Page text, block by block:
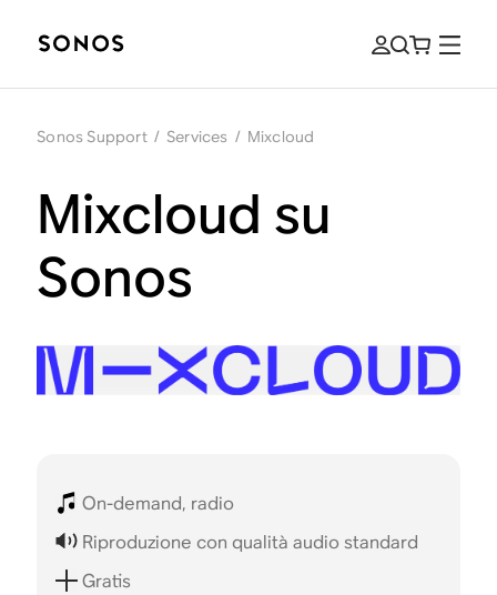
Sonos Support / Services / Mixcloud
Mixcloud su
Sonos
On-demand, radio
Riproduzione con qualità audio standard
Gratis